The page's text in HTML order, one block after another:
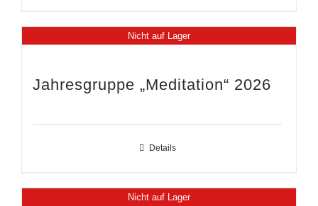
Nicht auf Lager
Jahresgruppe „Meditation“ 2026
Details
Nicht auf Lager